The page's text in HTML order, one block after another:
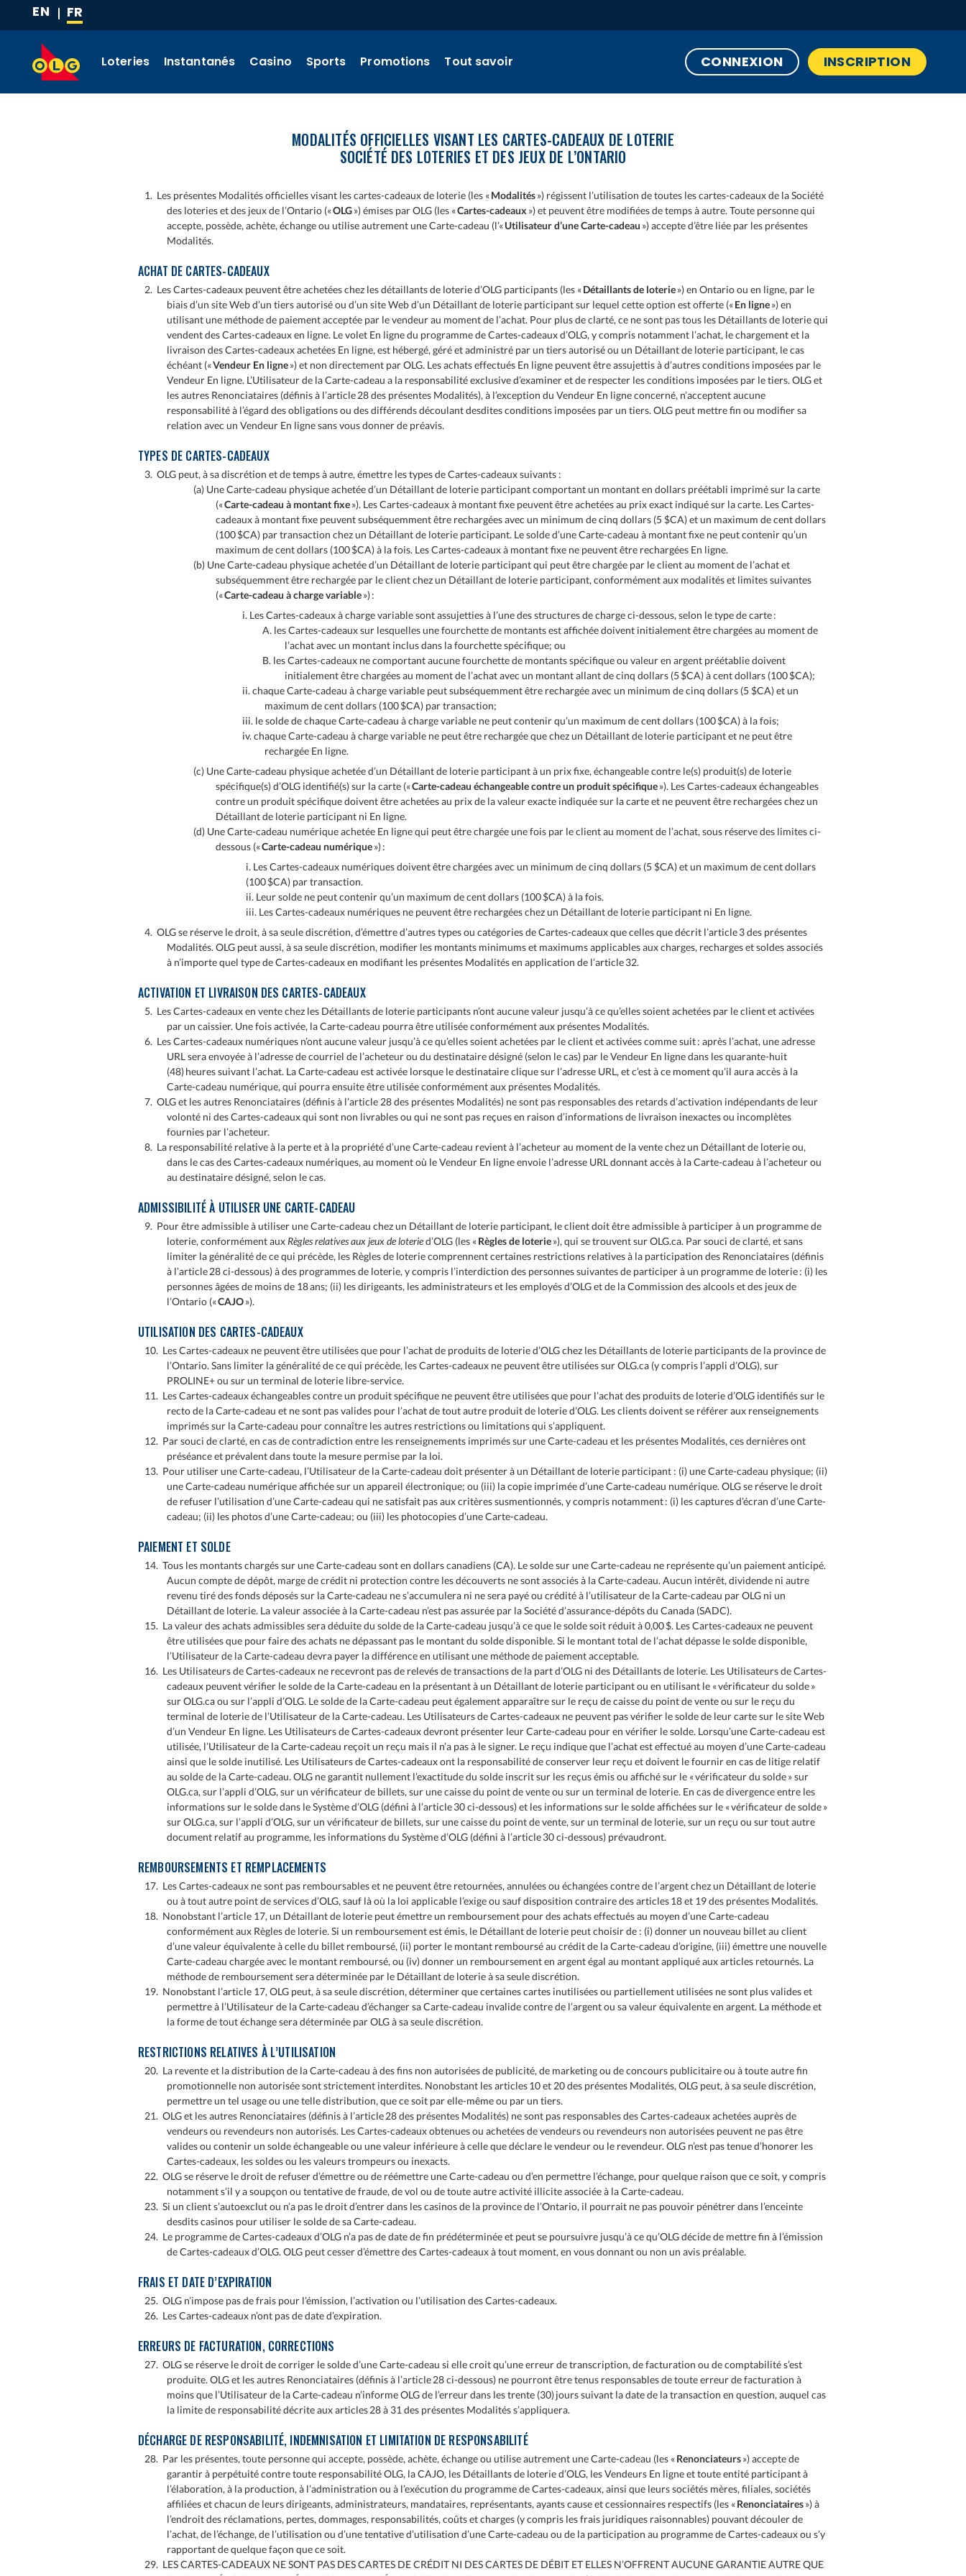
CONTENU
PRINCIPAL
EN FR
(LANGUE
Loteries Instantanés Casino Sports Promotions Tout savoir CONNEXION INSCRIPTION
MODALITÉS OFFICIELLES VISANT LES CARTES-CADEAUX DE LOTERIE
SOCIÉTÉ DES LOTERIES ET DES JEUX DE L’ONTARIO
1. Les présentes Modalités officielles visant les cartes-cadeaux de loterie (les «Modalités») régissent l’utilisation de toutes les cartes-cadeaux de la Société
des loteries et des jeux de l’Ontario («OLG») émises par OLG (les «Cartes-cadeaux ») et peuvent être modifiées de temps à autre. Toute personne qui
accepte, possède, achète, échange ou utilise autrement une Carte-cadeau (l’«Utilisateur d’une Carte-cadeau ») accepte d’être liée par les présentes
Modalités.
ACHAT DE CARTES-CADEAUX
2. Les Cartes-cadeaux peuvent être achetées chez les détaillants de loterie d’OLG participants (les «Détaillants de loterie») en Ontario ou en ligne, par le
biais d’un site Web d’un tiers autorisé ou d’un site Web d’un Détaillant de loterie participant sur lequel cette option est offerte («En ligne») en
utilisant une méthode de paiement acceptée par le vendeur au moment de l’achat. Pour plus de clarté, ce ne sont pas tous les Détaillants de loterie qui
vendent des Cartes-cadeaux en ligne. Le volet En ligne du programme de Cartes-cadeaux d’OLG, y compris notamment l’achat, le chargement et la
livraison des Cartes-cadeaux achetées En ligne, est hébergé, géré et administré par un tiers autorisé ou un Détaillant de loterie participant, le cas
échéant («Vendeur En ligne») et non directement par OLG. Les achats effectués En ligne peuvent être assujettis à d’autres conditions imposées par le
Vendeur En ligne. L’Utilisateur de la Carte-cadeau a la responsabilité exclusive d’examiner et de respecter les conditions imposées par le tiers. OLG et
les autres Renonciataires (définis à l’article 28 des présentes Modalités), à l’exception du Vendeur En ligne concerné, n’acceptent aucune
responsabilité à l’égard des obligations ou des différends découlant desdites conditions imposées par un tiers. OLG peut mettre fin ou modifier sa
relation avec un Vendeur En ligne sans vous donner de préavis.
TYPES DE CARTES-CADEAUX
3. OLG peut, à sa discrétion et de temps à autre, émettre les types de Cartes-cadeaux suivants :
(a) Une Carte-cadeau physique achetée d’un Détaillant de loterie participant comportant un montant en dollars préétabli imprimé sur la carte
(«Carte-cadeau à montant fixe»). Les Cartes-cadeaux à montant fixe peuvent être achetées au prix exact indiqué sur la carte. Les Cartes-
cadeaux à montant fixe peuvent subséquemment être rechargées avec un minimum de cinq dollars (5 $CA) et un maximum de cent dollars
(100 $CA) par transaction chez un Détaillant de loterie participant. Le solde d’une Carte-cadeau à montant fixe ne peut contenir qu’un
maximum de cent dollars (100 $CA) à la fois. Les Cartes-cadeaux à montant fixe ne peuvent être rechargées En ligne.
(b) Une Carte-cadeau physique achetée d’un Détaillant de loterie participant qui peut être chargée par le client au moment de l’achat et
subséquemment être rechargée par le client chez un Détaillant de loterie participant, conformément aux modalités et limites suivantes
(«Carte-cadeau à charge variable») :
i. Les Cartes-cadeaux à charge variable sont assujetties à l’une des structures de charge ci-dessous, selon le type de carte :
A. les Cartes-cadeaux sur lesquelles une fourchette de montants est affichée doivent initialement être chargées au moment de
l’achat avec un montant inclus dans la fourchette spécifique; ou
B. les Cartes-cadeaux ne comportant aucune fourchette de montants spécifique ou valeur en argent préétablie doivent
initialement être chargées au moment de l’achat avec un montant allant de cinq dollars (5 $CA) à cent dollars (100 $CA);
ii. chaque Carte-cadeau à charge variable peut subséquemment être rechargée avec un minimum de cinq dollars (5 $CA) et un
maximum de cent dollars (100 $CA) par transaction;
iii. le solde de chaque Carte-cadeau à charge variable ne peut contenir qu’un maximum de cent dollars (100 $CA) à la fois;
iv. chaque Carte-cadeau à charge variable ne peut être rechargée que chez un Détaillant de loterie participant et ne peut être
rechargée En ligne.
(c) Une Carte-cadeau physique achetée d’un Détaillant de loterie participant à un prix fixe, échangeable contre le(s) produit(s) de loterie
spécifique(s) d’OLG identifié(s) sur la carte («Carte-cadeau échangeable contre un produit spécifique»). Les Cartes-cadeaux échangeables
contre un produit spécifique doivent être achetées au prix de la valeur exacte indiquée sur la carte et ne peuvent être rechargées chez un
Détaillant de loterie participant ni En ligne.
(d) Une Carte-cadeau numérique achetée En ligne qui peut être chargée une fois par le client au moment de l’achat, sous réserve des limites ci-
dessous («Carte-cadeau numérique») :
i. Les Cartes-cadeaux numériques doivent être chargées avec un minimum de cinq dollars (5 $CA) et un maximum de cent dollars
(100 $CA) par transaction.
ii. Leur solde ne peut contenir qu’un maximum de cent dollars (100 $CA) à la fois.
iii. Les Cartes-cadeaux numériques ne peuvent être rechargées chez un Détaillant de loterie participant ni En ligne.
4. OLG se réserve le droit, à sa seule discrétion, d’émettre d’autres types ou catégories de Cartes-cadeaux que celles que décrit l’article 3 des présentes
Modalités. OLG peut aussi, à sa seule discrétion, modifier les montants minimums et maximums applicables aux charges, recharges et soldes associés
à n’importe quel type de Cartes-cadeaux en modifiant les présentes Modalités en application de l’article 32.
ACTIVATION ET LIVRAISON DES CARTES-CADEAUX
5. Les Cartes-cadeaux en vente chez les Détaillants de loterie participants n’ont aucune valeur jusqu’à ce qu’elles soient achetées par le client et activées
par un caissier. Une fois activée, la Carte-cadeau pourra être utilisée conformément aux présentes Modalités.
6. Les Cartes-cadeaux numériques n’ont aucune valeur jusqu’à ce qu’elles soient achetées par le client et activées comme suit : après l’achat, une adresse
URL sera envoyée à l’adresse de courriel de l’acheteur ou du destinataire désigné (selon le cas) par le Vendeur En ligne dans les quarante-huit
(48) heures suivant l’achat. La Carte-cadeau est activée lorsque le destinataire clique sur l’adresse URL, et c’est à ce moment qu’il aura accès à la
Carte-cadeau numérique, qui pourra ensuite être utilisée conformément aux présentes Modalités.
7. OLG et les autres Renonciataires (définis à l’article 28 des présentes Modalités) ne sont pas responsables des retards d’activation indépendants de leur
volonté ni des Cartes-cadeaux qui sont non livrables ou qui ne sont pas reçues en raison d’informations de livraison inexactes ou incomplètes
fournies par l’acheteur.
8. La responsabilité relative à la perte et à la propriété d’une Carte-cadeau revient à l’acheteur au moment de la vente chez un Détaillant de loterie ou,
dans le cas des Cartes-cadeaux numériques, au moment où le Vendeur En ligne envoie l’adresse URL donnant accès à la Carte-cadeau à l’acheteur ou
au destinataire désigné, selon le cas.
ADMISSIBILITÉ À UTILISER UNE CARTE-CADEAU
9. Pour être admissible à utiliser une Carte-cadeau chez un Détaillant de loterie participant, le client doit être admissible à participer à un programme de
loterie, conformément aux Règles relatives aux jeux de loteried’OLG (les «Règles de loterie»), qui se trouvent sur OLG.ca. Par souci de clarté, et sans
limiter la généralité de ce qui précède, les Règles de loterie comprennent certaines restrictions relatives à la participation des Renonciataires (définis
à l’article 28 ci-dessous) à des programmes de loterie, y compris l’interdiction des personnes suivantes de participer à un programme de loterie : (i) les
personnes âgées de moins de 18 ans; (ii) les dirigeants, les administrateurs et les employés d’OLG et de la Commission des alcools et des jeux de
l’Ontario («CAJO»).
UTILISATION DES CARTES-CADEAUX
10. Les Cartes-cadeaux ne peuvent être utilisées que pour l’achat de produits de loterie d’OLG chez les Détaillants de loterie participants de la province de
l’Ontario. Sans limiter la généralité de ce qui précède, les Cartes-cadeaux ne peuvent être utilisées sur OLG.ca (y compris l’appli d’OLG), sur
PROLINE+ ou sur un terminal de loterie libre-service.
11. Les Cartes-cadeaux échangeables contre un produit spécifique ne peuvent être utilisées que pour l’achat des produits de loterie d’OLG identifiés sur le
recto de la Carte-cadeau et ne sont pas valides pour l’achat de tout autre produit de loterie d’OLG. Les clients doivent se référer aux renseignements
imprimés sur la Carte-cadeau pour connaître les autres restrictions ou limitations qui s’appliquent.
12. Par souci de clarté, en cas de contradiction entre les renseignements imprimés sur une Carte-cadeau et les présentes Modalités, ces dernières ont
préséance et prévalent dans toute la mesure permise par la loi.
13. Pour utiliser une Carte-cadeau, l’Utilisateur de la Carte-cadeau doit présenter à un Détaillant de loterie participant : (i) une Carte-cadeau physique; (ii)
une Carte-cadeau numérique affichée sur un appareil électronique; ou (iii) la copie imprimée d’une Carte-cadeau numérique. OLG se réserve le droit
de refuser l’utilisation d’une Carte-cadeau qui ne satisfait pas aux critères susmentionnés, y compris notamment : (i) les captures d’écran d’une Carte-
cadeau; (ii) les photos d’une Carte-cadeau; ou (iii) les photocopies d’une Carte-cadeau.
PAIEMENT ET SOLDE
14. Tous les montants chargés sur une Carte-cadeau sont en dollars canadiens (CA). Le solde sur une Carte-cadeau ne représente qu’un paiement anticipé.
Aucun compte de dépôt, marge de crédit ni protection contre les découverts ne sont associés à la Carte-cadeau. Aucun intérêt, dividende ni autre
revenu tiré des fonds déposés sur la Carte-cadeau ne s’accumulera ni ne sera payé ou crédité à l’utilisateur de la Carte-cadeau par OLG ni un
Détaillant de loterie. La valeur associée à la Carte-cadeau n’est pas assurée par la Société d’assurance-dépôts du Canada (SADC).
15. La valeur des achats admissibles sera déduite du solde de la Carte-cadeau jusqu’à ce que le solde soit réduit à 0,00 $. Les Cartes-cadeaux ne peuvent
être utilisées que pour faire des achats ne dépassant pas le montant du solde disponible. Si le montant total de l’achat dépasse le solde disponible,
l’Utilisateur de la Carte-cadeau devra payer la différence en utilisant une méthode de paiement acceptable.
16. Les Utilisateurs de Cartes-cadeaux ne recevront pas de relevés de transactions de la part d’OLG ni des Détaillants de loterie. Les Utilisateurs de Cartes-
cadeaux peuvent vérifier le solde de la Carte-cadeau en la présentant à un Détaillant de loterie participant ou en utilisant le « vérificateur du solde »
sur OLG.ca ou sur l’appli d’OLG. Le solde de la Carte-cadeau peut également apparaître sur le reçu de caisse du point de vente ou sur le reçu du
terminal de loterie de l’Utilisateur de la Carte-cadeau. Les Utilisateurs de Cartes-cadeaux ne peuvent pas vérifier le solde de leur carte sur le site Web
d’un Vendeur En ligne. Les Utilisateurs de Cartes-cadeaux devront présenter leur Carte-cadeau pour en vérifier le solde. Lorsqu’une Carte-cadeau est
utilisée, l’Utilisateur de la Carte-cadeau reçoit un reçu mais il n’a pas à le signer. Le reçu indique que l’achat est effectué au moyen d’une Carte-cadeau
ainsi que le solde inutilisé. Les Utilisateurs de Cartes-cadeaux ont la responsabilité de conserver leur reçu et doivent le fournir en cas de litige relatif
au solde de la Carte-cadeau. OLG ne garantit nullement l’exactitude du solde inscrit sur les reçus émis ou affiché sur le « vérificateur du solde » sur
OLG.ca, sur l’appli d’OLG, sur un vérificateur de billets, sur une caisse du point de vente ou sur un terminal de loterie. En cas de divergence entre les
informations sur le solde dans le Système d’OLG (défini à l’article 30 ci-dessous) et les informations sur le solde affichées sur le « vérificateur de solde »
sur OLG.ca, sur l’appli d’OLG, sur un vérificateur de billets, sur une caisse du point de vente, sur un terminal de loterie, sur un reçu ou sur tout autre
document relatif au programme, les informations du Système d’OLG (défini à l’article 30 ci-dessous) prévaudront.
REMBOURSEMENTS ET REMPLACEMENTS
17. Les Cartes-cadeaux ne sont pas remboursables et ne peuvent être retournées, annulées ou échangées contre de l’argent chez un Détaillant de loterie
ou à tout autre point de services d’OLG, sauf là où la loi applicable l’exige ou sauf disposition contraire des articles 18 et 19 des présentes Modalités.
18. Nonobstant l’article 17, un Détaillant de loterie peut émettre un remboursement pour des achats effectués au moyen d’une Carte-cadeau
conformément aux Règles de loterie. Si un remboursement est émis, le Détaillant de loterie peut choisir de : (i) donner un nouveau billet au client
d’une valeur équivalente à celle du billet remboursé, (ii) porter le montant remboursé au crédit de la Carte-cadeau d’origine, (iii) émettre une nouvelle
Carte-cadeau chargée avec le montant remboursé, ou (iv) donner un remboursement en argent égal au montant appliqué aux articles retournés. La
méthode de remboursement sera déterminée par le Détaillant de loterie à sa seule discrétion.
19. Nonobstant l’article 17, OLG peut, à sa seule discrétion, déterminer que certaines cartes inutilisées ou partiellement utilisées ne sont plus valides et
permettre à l’Utilisateur de la Carte-cadeau d’échanger sa Carte-cadeau invalide contre de l’argent ou sa valeur équivalente en argent. La méthode et
la forme de tout échange sera déterminée par OLG à sa seule discrétion.
RESTRICTIONS RELATIVES À L’UTILISATION
20. La revente et la distribution de la Carte-cadeau à des fins non autorisées de publicité, de marketing ou de concours publicitaire ou à toute autre fin
promotionnelle non autorisée sont strictement interdites. Nonobstant les articles 10 et 20 des présentes Modalités, OLG peut, à sa seule discrétion,
permettre un tel usage ou une telle distribution, que ce soit par elle-même ou par un tiers.
21. OLG et les autres Renonciataires (définis à l’article 28 des présentes Modalités) ne sont pas responsables des Cartes-cadeaux achetées auprès de
vendeurs ou revendeurs non autorisés. Les Cartes-cadeaux obtenues ou achetées de vendeurs ou revendeurs non autorisées peuvent ne pas être
valides ou contenir un solde échangeable ou une valeur inférieure à celle que déclare le vendeur ou le revendeur. OLG n’est pas tenue d’honorer les
Cartes-cadeaux, les soldes ou les valeurs trompeurs ou inexacts.
22. OLG se réserve le droit de refuser d’émettre ou de réémettre une Carte-cadeau ou d’en permettre l’échange, pour quelque raison que ce soit, y compris
notamment s’il y a soupçon ou tentative de fraude, de vol ou de toute autre activité illicite associée à la Carte-cadeau.
23. Si un client s’autoexclut ou n’a pas le droit d’entrer dans les casinos de la province de l’Ontario, il pourrait ne pas pouvoir pénétrer dans l’enceinte
desdits casinos pour utiliser le solde de sa Carte-cadeau.
24. Le programme de Cartes-cadeaux d’OLG n’a pas de date de fin prédéterminée et peut se poursuivre jusqu’à ce qu’OLG décide de mettre fin à l’émission
de Cartes-cadeaux d’OLG. OLG peut cesser d’émettre des Cartes-cadeaux à tout moment, en vous donnant ou non un avis préalable.
FRAIS ET DATE D’EXPIRATION
25. OLG n’impose pas de frais pour l’émission, l’activation ou l’utilisation des Cartes-cadeaux.
26. Les Cartes-cadeaux n’ont pas de date d’expiration.
ERREURS DE FACTURATION, CORRECTIONS
27. OLG se réserve le droit de corriger le solde d’une Carte-cadeau si elle croit qu’une erreur de transcription, de facturation ou de comptabilité s’est
produite. OLG et les autres Renonciataires (définis à l’article 28 ci-dessous) ne pourront être tenus responsables de toute erreur de facturation à
moins que l’Utilisateur de la Carte-cadeau n’informe OLG de l’erreur dans les trente (30) jours suivant la date de la transaction en question, auquel cas
la limite de responsabilité décrite aux articles 28 à 31 des présentes Modalités s’appliquera.
DÉCHARGE DE RESPONSABILITÉ, INDEMNISATION ET LIMITATION DE RESPONSABILITÉ
28. Par les présentes, toute personne qui accepte, possède, achète, échange ou utilise autrement une Carte-cadeau (les «Renonciateurs») accepte de
garantir à perpétuité contre toute responsabilité OLG, la CAJO, les Détaillants de loterie d’OLG, les Vendeurs En ligne et toute entité participant à
l’élaboration, à la production, à l’administration ou à l’exécution du programme de Cartes-cadeaux, ainsi que leurs sociétés mères, filiales, sociétés
affiliées et chacun de leurs dirigeants, administrateurs, mandataires, représentants, ayants cause et cessionnaires respectifs (les «Renonciataires») à
l’endroit des réclamations, pertes, dommages, responsabilités, coûts et charges (y compris les frais juridiques raisonnables) pouvant découler de
l’achat, de l’échange, de l’utilisation ou d’une tentative d’utilisation d’une Carte-cadeau ou de la participation au programme de Cartes-cadeaux ou s’y
rapportant de quelque façon que ce soit.
29. LES CARTES-CADEAUX NE SONT PAS DES CARTES DE CRÉDIT NI DES CARTES DE DÉBIT ET ELLES N’OFFRENT AUCUNE GARANTIE AUTRE QUE